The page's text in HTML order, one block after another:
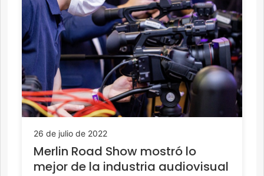
26 de julio de 2022
Merlin Road Show mostró lo
mejor de la industria audiovisual